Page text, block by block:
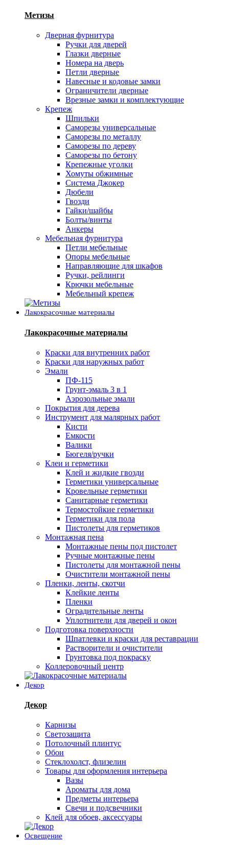
Метизы
Дверная фурнитура
Ручки для дверей
Глазки дверные
Номера на дверь
Петли дверные
Навесные и кодовые замки
Ограничители дверные
Врезные замки и комплектующие
Крепеж
Шпильки
Саморезы универсальные
Саморезы по металлу
Саморезы по дереву
Саморезы по бетону
Крепежные уголки
Хомуты обжимные
Система Джокер
Дюбели
Гвозди
Гайки/шайбы
Болты/винты
Анкеры
Мебельная фурнитура
Петли мебельные
Опоры мебельные
Направляющие для шкафов
Ручки, рейлинги
Крючки мебельные
Мебельный крепеж
Лакокрасочные материалы
Лакокрасочные материалы
Краски для внутренних работ
Краски для наружных работ
Эмали
ПФ-115
Грунт-эмаль 3 в 1
Аэрозольные эмали
Покрытия для дерева
Инструмент для малярных работ
Кисти
Емкости
Валики
Бюгеля/ручки
Клеи и герметики
Клей и жидкие гвозди
Герметики универсальные
Кровельные герметики
Санитарные герметики
Термостойкие герметики
Герметики для пола
Пистолеты для герметиков
Монтажная пена
Монтажные пены под пистолет
Ручные монтажные пены
Пистолеты для монтажной пены
Очистители монтажной пены
Пленки, ленты, скотчи
Клейкие ленты
Пленки
Оградительные ленты
Уплотнители для дверей и окон
Подготовка поверхности
Шпатлевки и краски для реставрации
Растворители и очистители
Грунтовка под покраску
Коллеровочный центр
Декор
Декор
Карнизы
Светозащита
Потолочный плинтус
Обои
Стеклохолст, флизелин
Товары для оформления интерьера
Вазы
Ароматы для дома
Предметы интерьера
Свечи и подсвечники
Клей для обоев, аксессуары
Освещение